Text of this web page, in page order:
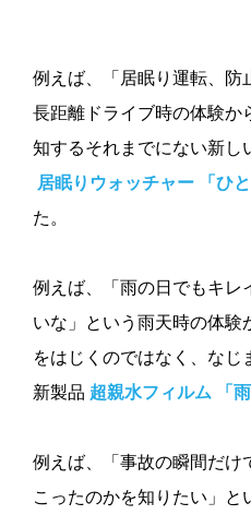
例えば、「居眠り運転、防
長距離ドライブ時の体験か
知するそれまでにない新し
居眠りウォッチャー 「ひと
た。
例えば、「雨の日でもキレ
いな」という雨天時の体験
をはじくのではなく、な
新製品 超親水フィルム 「雨
例えば、「事故の瞬間だけ
こったのかを知りたい」と